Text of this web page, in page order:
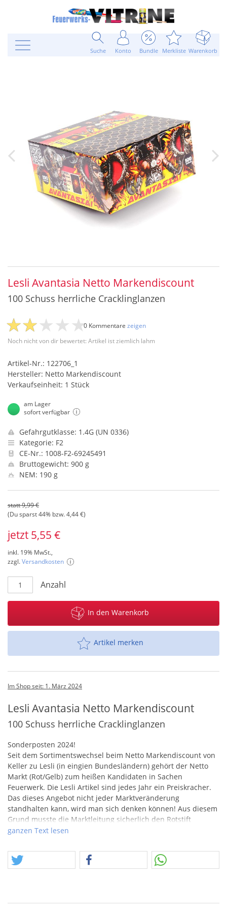
Suche Konto Bundle Merkliste Warenkorb
Lesli Avantasia Netto Markendiscount
100 Schuss herrliche Cracklinglanzen
Noch nicht von dir bewertet: Artikel ist ziemlich lahm
0 Kommentare zeigen
Artikel-Nr.: 122706_1
Hersteller: Netto Markendiscount
Verkaufseinheit: 1 Stück
am Lager
sofort verfügbar
Gefahrgutklasse: 1.4G (UN 0336)
Kategorie: F2
CE-Nr.: 1008-F2-69245491
Bruttogewicht: 900 g
NEM: 190 g
statt 9,99 €
(Du sparst 44% bzw. 4,44 €)
jetzt 5,55 €
inkl. 19% MwSt.,
zzgl.Versandkosten
Anzahl
In den Warenkorb
Artikel merken
Im Shop seit: 1. März 2024
Lesli Avantasia Netto Markendiscount
100 Schuss herrliche Cracklinglanzen
Sonderposten 2024!
Seit dem Sortimentswechsel beim Netto Markendiscount von
Keller zu Lesli (in eingien Bundesländern) gehört der Netto
Markt (Rot/Gelb) zum heißen Kandidaten in Sachen
Feuerwerk. Die Lesli Artikel sind jedes Jahr ein Preiskracher.
Das dieses Angebot nicht jeder Marktveränderung
standhalten kann, wird man sich denken können! Aus diesem
Grund musste die Marktleitung sicherlich den Rotstift
ansetzen und hat einige Artikel auslaufen lassen! Davon
EinTOP
-Schattenartikel ist dabei die Avantaisa von Lesli! Wir
reden hier von der 100 Schuss Burner, einer der "must have"
ganzen Text lesen